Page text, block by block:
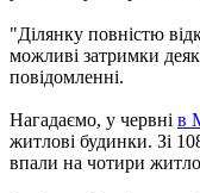
"Ділянку повністю
можливі затримки
повідомленні.
Нагадаємо, у червні в
житлові будинки. Зі
впали на чотири